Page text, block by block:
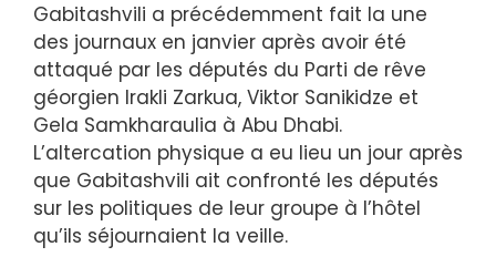
Gabitashvili a précédemment fait la une
des journaux en janvier après avoir été
attaqué par les députés du Parti de rêve
géorgien Irakli Zarkua, Viktor Sanikidze et
Gela Samkharaulia à Abu Dhabi.
L’altercation physique a eu lieu un jour après
que Gabitashvili ait confronté les députés
sur les politiques de leur groupe à l’hôtel
qu’ils séjournaient la veille.